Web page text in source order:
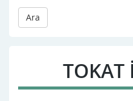
Ara
TOKAT